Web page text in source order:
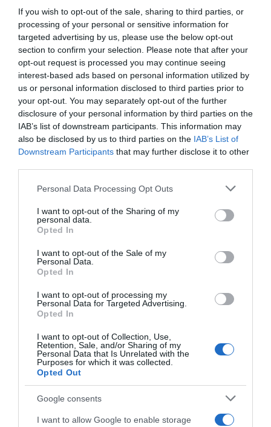
If you wish to opt-out of the sale, sharing to third parties, or
processing of your personal or sensitive information for
targeted advertising by us, please use the below opt-out
section to confirm your selection. Please note that after your
opt-out request is processed you may continue seeing
interest-based ads based on personal information utilized by
us or personal information disclosed to third parties prior to
your opt-out. You may separately opt-out of the further
disclosure of your personal information by third parties on the
IAB’s list of downstream participants. This information may
also be disclosed by us to third parties on the IAB’s List of
Downstream Participants that may further disclose it to other
Please note that this website/app uses one or more Google
not limited to your visit or usage behaviour. You may click to
grant or deny consent to Google and its third-party tags to
use your data for below specified purposes in below Google
consent section.
Personal Data Processing Opt Outs
I want to opt-out of the Sharing of my
personal data.
Opted In
I want to opt-out of the Sale of my
Personal Data.
Opted In
I want to opt-out of processing my
Personal Data for Targeted Advertising.
Opted In
I want to opt-out of Collection, Use,
Retention, Sale, and/or Sharing of my
Personal Data that Is Unrelated with the
Purposes for which it was collected.
Opted Out
Google consents
I want to allow Google to enable storage
ΔΙΑΦΗΜΙΣΗ
ΣΧΟΛΙΑ